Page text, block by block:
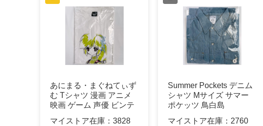
あにまる・まぐねてぃず
む Tシャツ 漫画 アニメ
映画 ゲーム 声優 ビンテ
マイストア在庫： 3828
Summer Pockets デニム
シャツ Mサイズ サマー
ポケッツ 鳥白島
マイストア在庫： 2760